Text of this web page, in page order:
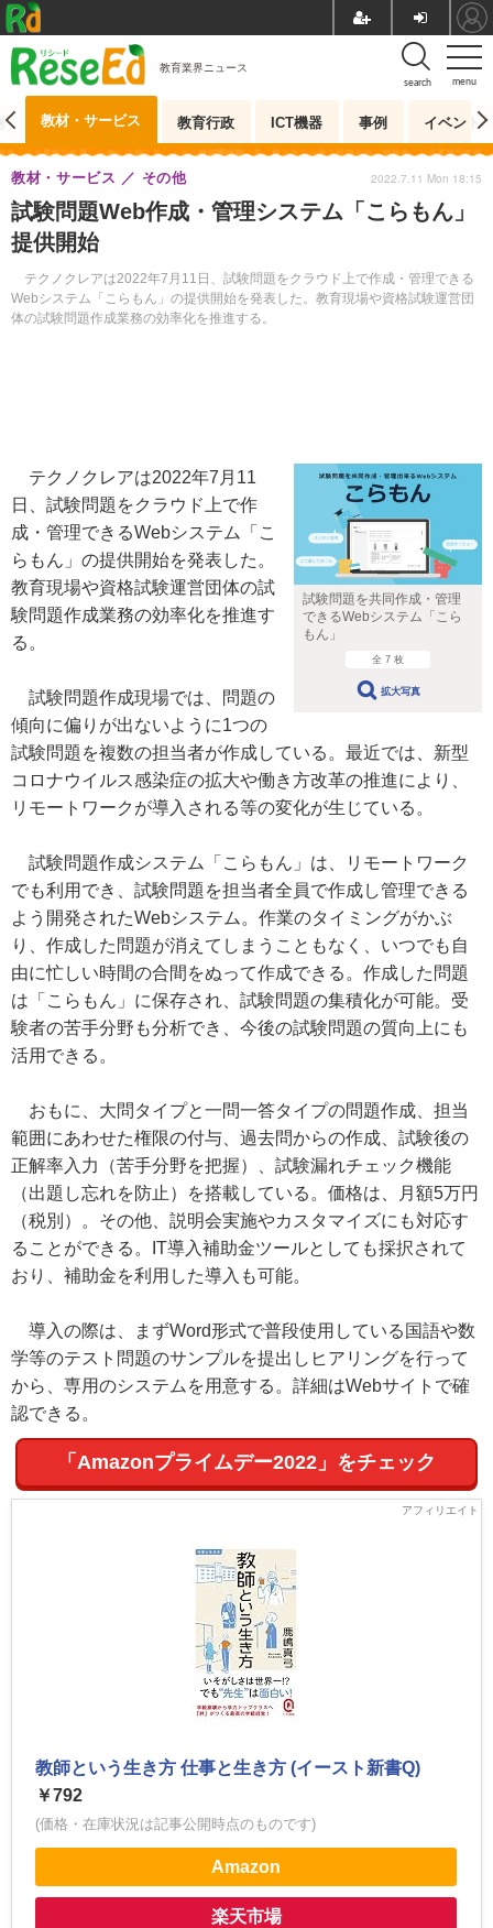
menu
search
教育業界ニュース
教材・サービス 教育行政 ICT機器 事例 イベント
試験問題Web作成・管理システム「こらもん」
提供開始
テクノクレアは2022年7月11日、試験問題をクラウド上で作成・管理できる
Webシステム「こらもん」の提供開始を発表した。教育現場や資格試験運営団
体の試験問題作成業務の効率化を推進する。
教材・サービス その他 2022.7.11 Mon 18:15
試験問題を共同作成・管理
できるWebシステム「こら
もん」
全 7 枚
拡大写真
テクノクレアは2022年7月11
日、試験問題をクラウド上で作
成・管理できるWebシステム「こ
らもん」の提供開始を発表した。
教育現場や資格試験運営団体の試
験問題作成業務の効率化を推進す
る。
試験問題作成現場では、問題の
傾向に偏りが出ないように1つの
試験問題を複数の担当者が作成している。最近では、新型
コロナウイルス感染症の拡大や働き方改革の推進により、
リモートワークが導入される等の変化が生じている。
試験問題作成システム「こらもん」は、リモートワーク
でも利用でき、試験問題を担当者全員で作成し管理できる
よう開発されたWebシステム。作業のタイミングがかぶ
り、作成した問題が消えてしまうこともなく、いつでも自
由に忙しい時間の合間をぬって作成できる。作成した問題
は「こらもん」に保存され、試験問題の集積化が可能。受
験者の苦手分野も分析でき、今後の試験問題の質向上にも
活用できる。
おもに、大問タイプと一問一答タイプの問題作成、担当
範囲にあわせた権限の付与、過去問からの作成、試験後の
正解率入力（苦手分野を把握）、試験漏れチェック機能
（出題し忘れを防止）を搭載している。価格は、月額5万円
（税別）。その他、説明会実施やカスタマイズにも対応す
ることができる。IT導入補助金ツールとしても採択されて
おり、補助金を利用した導入も可能。
導入の際は、まずWord形式で普段使用している国語や数
学等のテスト問題のサンプルを提出しヒアリングを行って
から、専用のシステムを用意する。詳細はWebサイトで確
認できる。
「Amazonプライムデー2022」をチェック
教師という生き方 仕事と生き方 (イースト新書Q)
￥792
(価格・在庫状況は記事公開時点のものです)
Amazon
楽天市場